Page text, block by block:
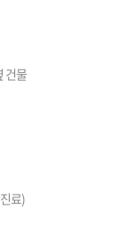
건물
료)